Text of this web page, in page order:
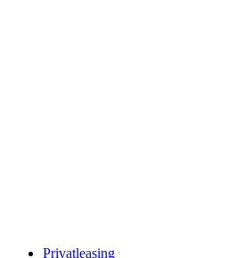
Privatleasing